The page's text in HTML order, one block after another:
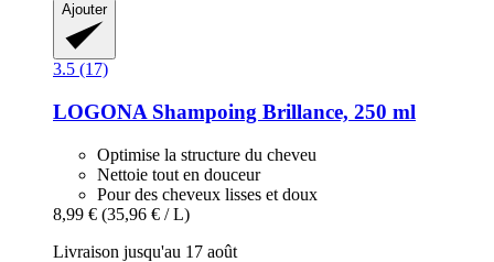
Ajouter
3.5 (17)
LOGONA Shampoing Brillance, 250 ml
Optimise la structure du cheveu
Nettoie tout en douceur
Pour des cheveux lisses et doux
8,99 € (35,96 € / L)
Livraison jusqu'au 17 août